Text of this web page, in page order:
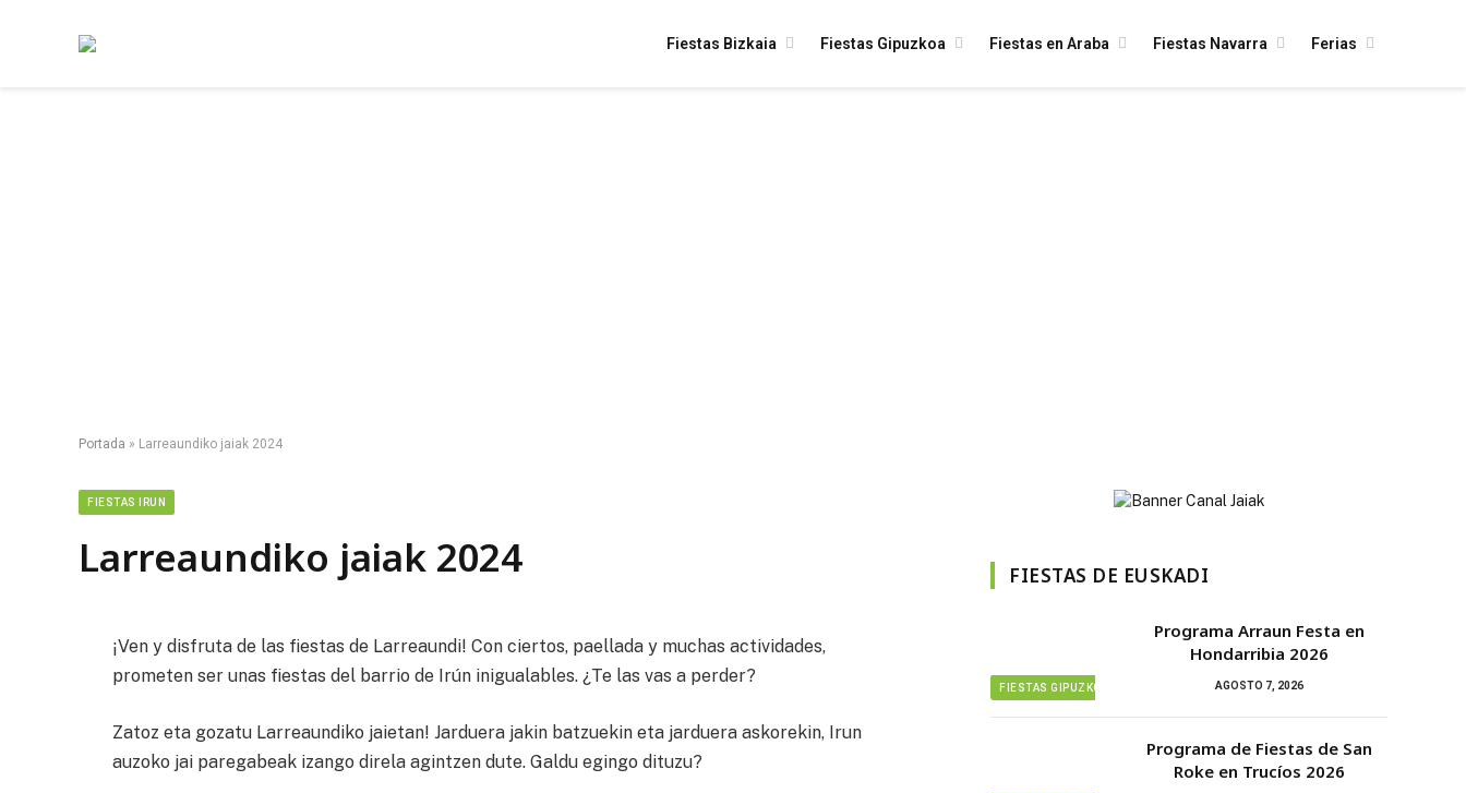
Fiestas Bizkaia Fiestas Gipuzkoa Fiestas en Araba Fiestas Navarra Ferias
Portada » Larreaundiko jaiak 2024
FIESTAS IRUN
Larreaundiko jaiak 2024
¡Ven y disfruta de las fiestas de Larreaundi! Con ciertos, paellada y muchas actividades,
prometen ser unas fiestas del barrio de Irún inigualables. ¿Te las vas a perder?
Zatoz eta gozatu Larreaundiko jaietan! Jarduera jakin batzuekin eta jarduera askorekin, Irun
auzoko jai paregabeak izango direla agintzen dute. Galdu egingo dituzu?
FIESTAS DE EUSKADI
FIESTAS GIPUZKOA
Programa Arraun Festa en
Hondarribia 2026
AGOSTO 7, 2026
Programa de Fiestas de San
Roke en Trucíos 2026